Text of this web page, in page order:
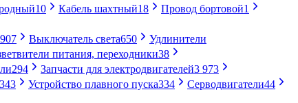
10 Кабель шахтный18 Провод бортовой1
Выключатель света650
Удлинители
питания, переходники38
294 Запчасти для электродвигателей3 973
343 Устройство плавного пуска334 Серводвигатели44